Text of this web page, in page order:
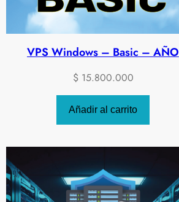
VPS Windows – Basic – AÑO
$15.800.000
Añadir al carrito